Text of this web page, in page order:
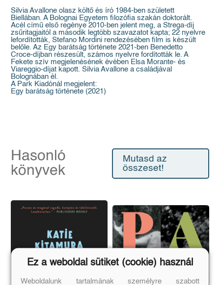
Silvia Avallone olasz költő és író 1984-ben született
Biellában. A Bolognai Egyetem filozófia szakán doktorált.
Acél című első regénye 2010-ben jelent meg, a Strega-díj
zsűritagjaitól a második legtöbb szavazatot kapta; 22 nyelvre
lefordították, Stefano Mordini rendezésében film is készült
belőle. Az Egy barátság története 2021-ben Benedetto
Croce-díjban részesült, számos nyelvre fordították le. A
Fekete szív megjelenésének évében Elsa Morante- és
Viareggio-díjat kapott. Silvia Avallone a családjával
Bolognában él.
A Park Kiadónál megjelent:
Egy barátság története (2021)
Hasonló
könyvek
Mutasd az
összeset!
Ez a weboldal sütiket (cookie) használ
Weboldalunk tartalmának személyre szabott